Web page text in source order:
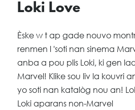
Loki Love
Èske w t ap gade nouvo
renmen l 'soti nan sinema
anba a pou plis Loki, ki gen
Marvel! Klike sou liv la kouvri
yo soti nan katalòg nou an!
Loki aparans non-Marvel